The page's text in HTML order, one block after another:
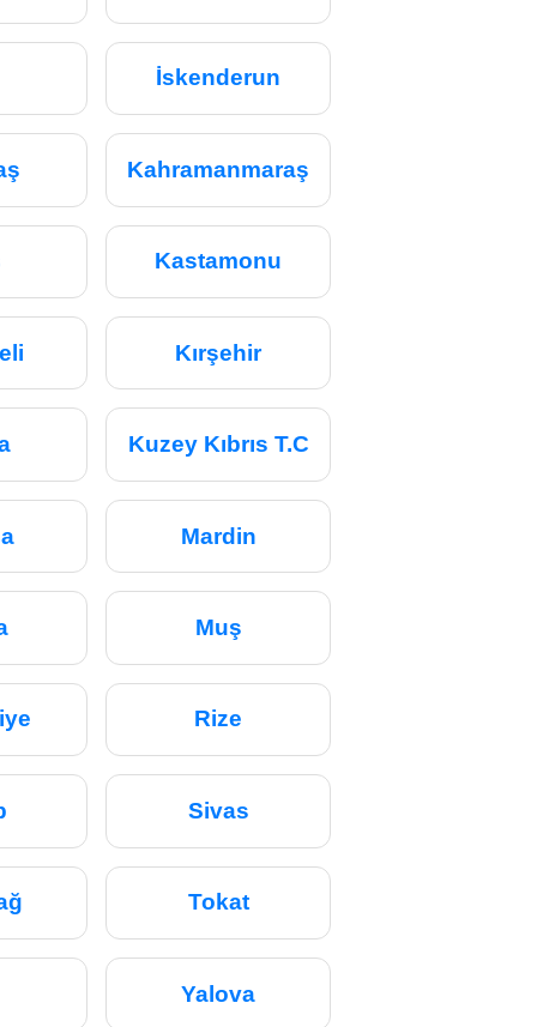
İskenderun
Kahramanmaraş
Kastamonu
Kırşehir
Kuzey Kıbrıs T.C
Mardin
Muş
Rize
Sivas
Tokat
Yalova